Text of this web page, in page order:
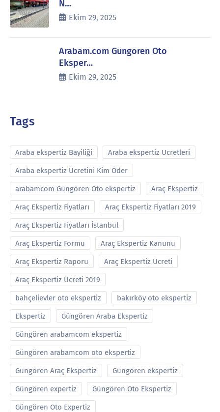
N…
Ekim 29, 2025
Arabam.com Güngören Oto
Eksper…
Ekim 29, 2025
Tags
Araba ekspertiz Bayiliği Araba ekspertiz Ucretleri
Araba ekspertiz Ücretini Kim Öder
arabamcom Güngören Oto ekspertiz Araç Ekspertiz
Araç Ekspertiz Fiyatları Araç Ekspertiz Fiyatları 2019
Araç Ekspertiz Fiyatları İstanbul
Araç Ekspertiz Formu Araç Ekspertiz Kanunu
Araç Ekspertiz Raporu Araç Ekspertiz Ucreti
Araç Ekspertiz Ücreti 2019
bahçelievler oto ekspertiz bakırköy oto ekspertiz
Ekspertiz Güngören Araba Ekspertiz
Güngören arabamcom ekspertiz
Güngören arabamcom oto ekspertiz
Güngören Araç Ekspertiz Güngören ekspertiz
Güngören expertiz Güngören Oto Ekspertiz
Güngören Oto Expertiz